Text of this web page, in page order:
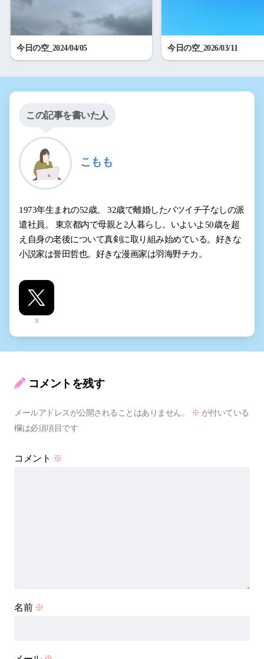
今日の空_2024/04/05 今日の空_2026/03/11
この記事を書いた人
こもも
1973年生まれの52歳。 32歳で離婚したバツイチ子なしの派
遣社員。 東京都内で母親と2人暮らし。いよいよ50歳を超
え自身の老後について真剣に取り組み始めている。好きな
小説家は誉田哲也。好きな漫画家は羽海野チカ。
X
コメントを残す
メールアドレスが公開されることはありません。 ※ が付いている
欄は必須項目です
コメント ※
名前 ※